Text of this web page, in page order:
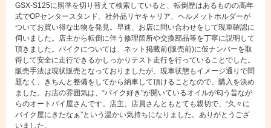
GSX-S125に照準を切り替えて検索していると、転倒歴はあるものの高年
式でOPセンタースタンド、社外品リヤキャリア、ヘルメットホルダーが
ついてお買い得な出物を発見。早速、お店に問い合わせをして現車確認に
伺いました。店主から転倒に伴う修理箇所や交換部品等を丁寧に説明して
頂きました。バイクについては、ネット掲載前(販売前)に仮ナンバーを取
得して安全に走行できるかしっかりテスト走行を行っていることでした。
販売手法は現状販売となっておりましたが、現車状態もイメージ通りで問
題なく、きちんと整備をしてから納車して頂けることなので、購入を決め
ました。お店の雰囲気は、“バイク好き”が開いているオイルが匂う昔なが
らのオートバイ屋さんです。店主、店員さんともとても親切で、“久々に
バイク屋にきたなぁ”という温かい気持ちになりました。ありがとうござ
いました。